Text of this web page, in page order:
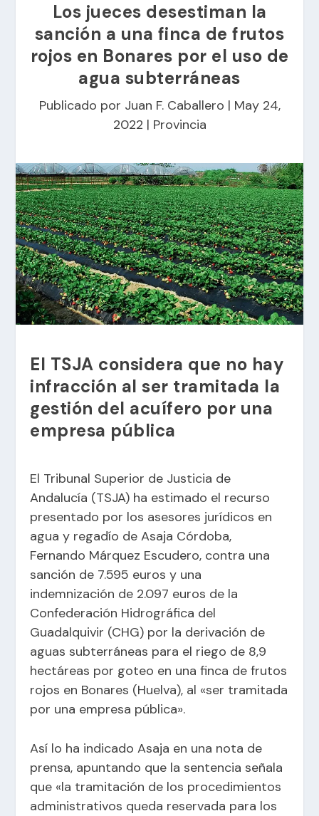
Los jueces desestiman la
sanción a una finca de frutos
rojos en Bonares por el uso de
agua subterráneas
Publicado por Juan F. Caballero | May 24,
2022 | Provincia
El TSJA considera que no hay
infracción al ser tramitada la
gestión del acuífero por una
empresa pública
El Tribunal Superior de Justicia de
Andalucía (TSJA) ha estimado el recurso
presentado por los asesores jurídicos en
agua y regadío de Asaja Córdoba,
Fernando Márquez Escudero, contra una
sanción de 7.595 euros y una
indemnización de 2.097 euros de la
Confederación Hidrográfica del
Guadalquivir (CHG) por la derivación de
aguas subterráneas para el riego de 8,9
hectáreas por goteo en una finca de frutos
rojos en Bonares (Huelva), al «ser tramitada
por una empresa pública».
Así lo ha indicado Asaja en una nota de
prensa, apuntando que la sentencia señala
que «la tramitación de los procedimientos
administrativos queda reservada para los